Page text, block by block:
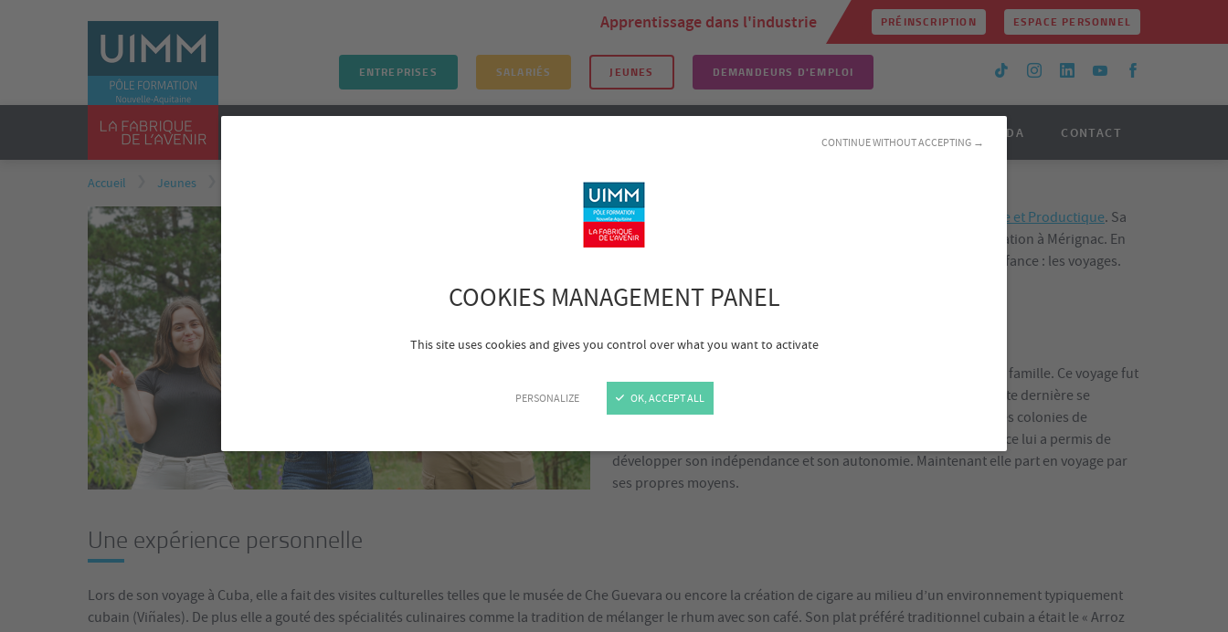
COOKIES MANAGEMENT PANEL
This site uses cookies and gives you control over what you want to activate
PERSONALIZE
CONTINUE WITHOUT ACCEPTING →
OK, ACCEPT ALL
AGENDA CONTACT
ENTREPRISES SALARIÉS JEUNES DEMANDEURS D'EMPLOI
Apprentissage dans l'industrie PRÉINSCRIPTION ESPACE PERSONNEL
Accueil Jeunes Anaïs, du voyage à future pilote de ligne
Anaïs, âgée de 19 ans, est une étudiante en BUT Génie Mécanique et Productique. Sa
formation est réalisée par apprentissage au sein de Dassault Aviation à Mérignac. En
dehors de son parcours technique, elle nourrit une passion d’enfance : les voyages.
Une passion née de ma famille
À l’âge de 3 ans, Anaïs prend l’avion pour la première fois avec sa famille. Ce voyage fut
la naissance d’une passion pour la découverte d’autres pays. Cette dernière se
développe au cours de son adolescence pendant ses nombreuses colonies de
vacances. Elle a pu se rendre par exemple à Cuba. Cette expérience lui a permis de
développer son indépendance et son autonomie. Maintenant elle part en voyage par
ses propres moyens.
Une expérience personnelle
Lors de son voyage à Cuba, elle a fait des visites culturelles telles que le musée de Che Guevara ou encore la création de cigare au milieu d’un environnement typiquement
cubain (Viñales). De plus elle a gouté des spécialités culinaires comme la tradition de mélanger le rhum avec son café. Son plat préféré traditionnel cubain a était le « Arroz